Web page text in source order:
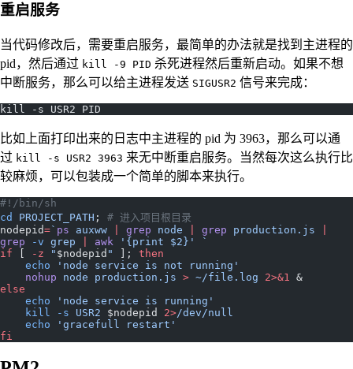
重启服务
当代码修改后，需要重启服务，最简单的办法就是找到主进程的
pid，然后通过 kill -9 PID 杀死进程然后重新启动。如果不想
中断服务，那么可以给主进程发送 SIGUSR2 信号来完成：
kill -s USR2 PID
比如上面打印出来的日志中主进程的 pid 为 3963，那么可以通
过 kill -s USR2 3963 来无中断重启服务。当然每次这么执行比
较麻烦，可以包装成一个简单的脚本来执行。
#!/bin/sh
cd
PROJECT_PATH ; # 进入项目根目录
nodepid=` ps auxww grep node grep production.js
grep -v grep awk '{print $2}' `
if [ -z " $nodepid " ]; then
    echo
'node service is not running'
    nohup
node production.js > ~/file.log 2>&1
&
else
    echo
'node service is running'
    kill
-s USR2 $nodepid 2>/dev/null
    echo
'gracefull restart'
fi